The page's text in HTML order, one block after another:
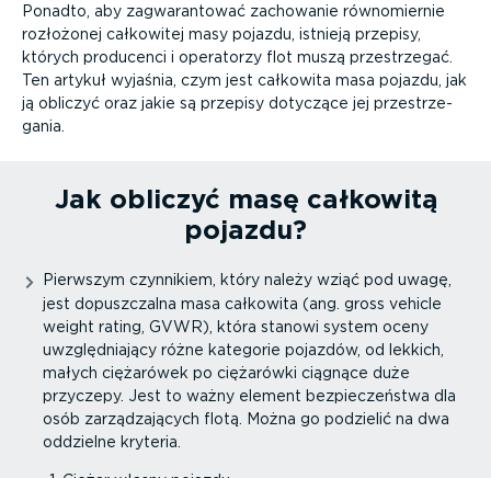
Ponadto, aby zagwa­ran­tować zachowanie równo­miernie
rozłożonej całkowitej masy pojazdu, istnieją przepisy,
których producenci i operatorzy flot muszą przestrzegać.
Ten artykuł wyjaśnia, czym jest całkowita masa pojazdu, jak
ją obliczyć oraz jakie są przepisy dotyczące jej przestrze­
gania.
Jak obliczyć masę całkowitą
pojazdu?
Pierwszym czynnikiem, który należy wziąć pod uwagę,
jest dopusz­czalna masa całkowita (ang. gross vehicle
weight rating, GVWR), która stanowi system oceny
uwzględ­niający różne kategorie pojazdów, od lekkich,
małych ciężarówek po ciężarówki ciągnące duże
przyczepy. Jest to ważny element bezpie­czeństwa dla
osób zarzą­dza­jących flotą. Można go podzielić na dwa
oddzielne kryteria.